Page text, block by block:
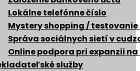
Lokálne telefónne číslo
Mystery shopping /
Správa sociálnych sietí v
Online podpora pri expanzii
služby